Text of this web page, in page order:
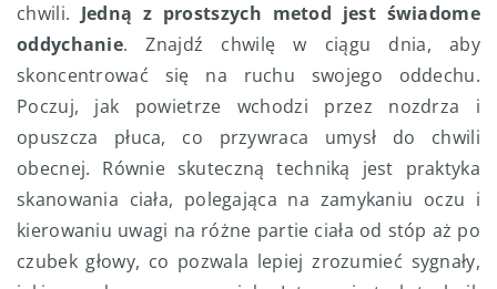
chwili. Jedną z prostszych metod jest świadome
oddychanie. Znajdź chwilę w ciągu dnia, aby
skoncentrować się na ruchu swojego oddechu.
Poczuj, jak powietrze wchodzi przez nozdrza i
opuszcza płuca, co przywraca umysł do chwili
obecnej. Równie skuteczną techniką jest praktyka
skanowania ciała, polegająca na zamykaniu oczu i
kierowaniu uwagi na różne partie ciała od stóp aż po
czubek głowy, co pozwala lepiej zrozumieć sygnały,